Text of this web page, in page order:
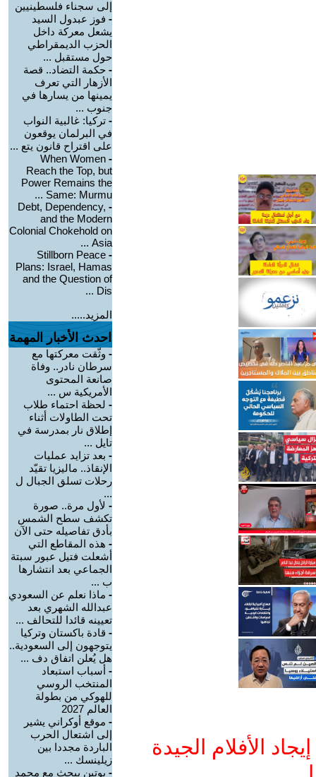
الأفلام الجيدة
إلى سجناء فلسطينيين
- فوز عبدول السيد
يشعل معركة داخل
الحزب الديمقراطي
حول مستقبل ...
- حكمة التضاد.. قصة
الأزهار التي تعرف
يمينها من يسارها في
جنوب ...
- تركيا: غالبية النواب
في البرلمان يوقعون
على اقتراح قانون يتع ...
-
When Women
Reach the Top, but
Power Remains the
Same: Murmu ...
-
Debt, Dependency,
and the Modern
Colonial Chokehold on
Asia ...
-
Stillborn Peace
Plans: Israel, Hamas
and the Question of
Dis ...
المزيد.....
احدث الأخبار المهمة
- وثّقت معركتها مع
سرطان نادر.. وفاة
صانعة المحتوى
الأمريكية س ...
- لحظة احتماء طلاب
تحت الطاولات أثناء
إطلاق نار بمدرسة في
تايل ...
- بعد تزايد عمليات
الإنقاذ.. ماليزيا تقيّد
رحلات تسلق الجبال ل
...
- لأول مرة.. صورة
تكشف سطح الشمس
بأدق تفاصيله حتى الآن
- هذه المقاطع التي
أشعلت فتيل عبور سبتة
الجماعي بعد انتشارها
ب ...
- ماذا نعلم عن السعودي
عبدالله الشهري بعد
تعيينه قائدا للتحالف ...
- قادة باكستان وتركيا
يتوجهون إلى السعودية..
هل يُعلن اتفاق دف ...
- أسباب استبعاد
المنتخب الروسي
للهوكي من بطولة
العالم 2027
- موقع أوكراني يشير
إلى اشتعال الحرب
الباردة مجددا بين
زيلينسك ...
- بوتين يبحث مع محمد